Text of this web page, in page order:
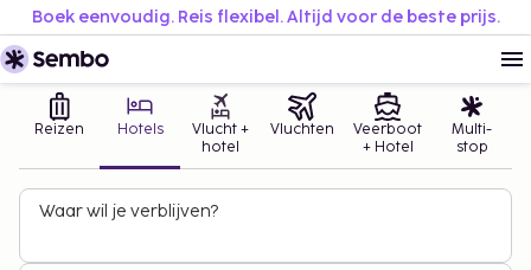
Boek eenvoudig. Reis flexibel. Altijd voor de beste prijs.
Reizen Hotels
Vlucht +
hotel
Vluchten
Veerboot
+ Hotel
Multi-
stop
Waar wil je verblijven?